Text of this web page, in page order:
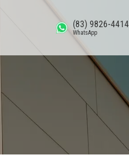
(83) 9826-4414
WhatsApp